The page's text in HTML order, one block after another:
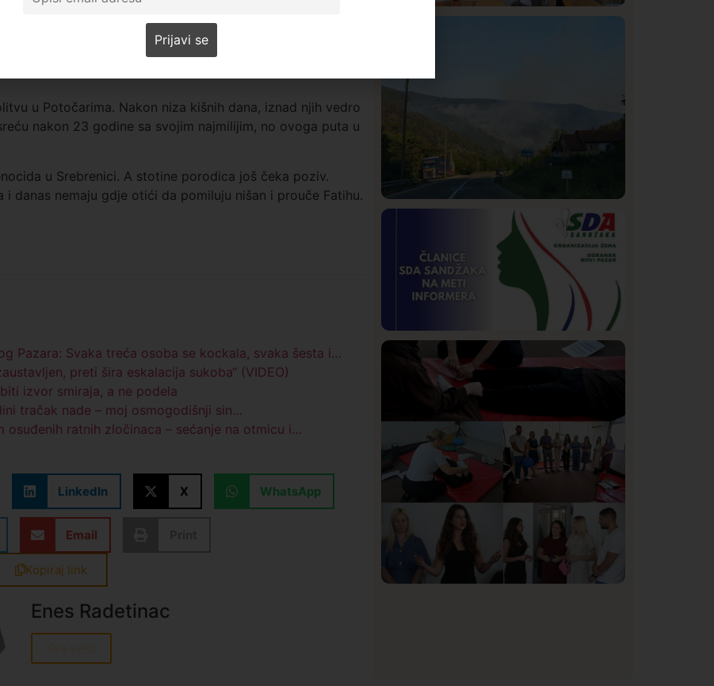
pa smo čekali to da bilo šta od njega nađu da bi ih
takvom stanju u kakvom jeste, kaže dok je živa makar
mi je svaki 11. juli kad krene od 1. jula nikakva sam“
u Potočarima. Nakon niza kišnih dana, iznad njih vedro
nakon 23 godine sa svojim najmilijim, no ovoga puta u
u Srebrenici. A stotine porodica još čeka poziv.
danas nemaju gdje otići da pomiluju nišan i prouče Fatihu.
Pazara: Svaka treća osoba se kockala, svaka šesta i…
preti šira eskalacija sukoba“ (VIDEO)
izvor smiraja, a ne podela
tračak nade – moj osmogodišnji sin…
osuđenih ratnih zločinaca – sećanje na otmicu i…
LinkedIn X WhatsApp
Email
Kopiraj link
Enes Radetinac
Sve vesti
Požar od Magliča do Ušća, brda u
plamenu – vatrogasci na terenu
Politika 171
Organizacija žena SDA Sandžaka osudila
tekst Informera o Anisi Fetahović i Adeli